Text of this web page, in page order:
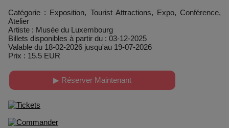
Catégorie : Exposition, Tourist Attractions, Expo, Conférence,
Atelier
Artiste : Musée du Luxembourg
Billets disponibles à partir du : 03-12-2025
Valable du 18-02-2026 jusqu'au 19-07-2026
Prix : 15.5 EUR
▶ Réserver Maintenant